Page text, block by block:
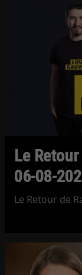
Le
06-08-
Le Retour de